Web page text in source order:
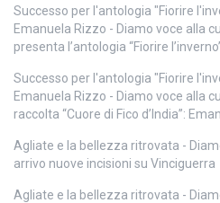
Successo per l'antologia "Fiorire
Emanuela Rizzo - Diamo voce alla
presenta l’antologia “Fiorire
Successo per l'antologia "Fiorire
Emanuela Rizzo - Diamo voce alla
raccolta “Cuore di Fico d’India”:
Agliate e la bellezza ritrovata -
arrivo nuove incisioni su Vinciguerra
Agliate e la bellezza ritrovata -